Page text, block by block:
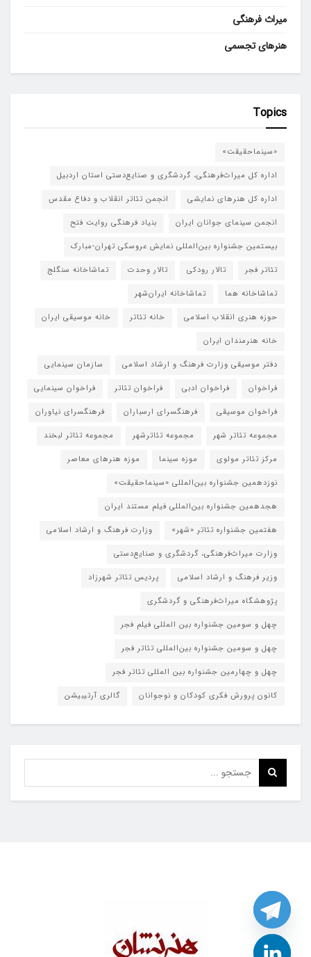
میراث فرهنگی
هنرهای تجسمی
Topics
«سینماحقیقت»
اداره کل میراث‌فرهنگی، گردشگری و صنایع‌دستی استان اردبیل
اداره کل هنرهای نمایشی
انجمن تئاتر انقلاب و دفاع مقدس
انجمن سینمای جوانان ایران
بنیاد فرهنگی روایت فتح
بیستمین جشنواره بین‌المللی نمایش عروسکی تهران-مبارک
تئاتر فجر
تالار رودکی تالار وحدت
تماشاخانه سنگلج
تماشاخانه هما
تماشاخانه‌ ایران‌شهر
حوزه هنری انقلاب اسلامی
خانه تئاتر
خانه موسیقی ایران
خانه هنرمندان ایران
دفتر موسیقی وزارت فرهنگ و ارشاد اسلامی
سازمان سینمایی
فراخوان
فراخوان ادبی فراخوان تئاتر
فراخوان سینمایی
فراخوان موسیقی
فرهنگسرای ارسباران
فرهنگسرای نیاوران
مجموعه تئاتر شهر
مجموعه تئاترشهر
مجموعه تئاتر لبخند
مرکز تئاتر مولوی
موزه سینما
موزه هنرهای معاصر
نوزدهمین جشنواره بین‌المللی «سینماحقیقت»
هجدهمین جشنواره بین‌المللی فیلم مستند ایران
هفتمین جشنواره تئاتر «شهر»
وزارت فرهنگ و ارشاد اسلامی
وزارت میراث‌فرهنگی، گردشگری و صنایع‌دستی
وزیر فرهنگ و ارشاد اسلامی
پردیس تئاتر شهرزاد
پژوهشگاه میراث‌فرهنگی و گردشگری
چهل و سومین جشنواره بین المللی فیلم فجر
چهل و سومین جشنواره بین‌المللی تئاتر فجر
چهل و چهارمین جشنواره بین المللی تئاتر فجر
کانون پرورش فکری کودکان و نوجوانان
گالری آرتیبیشن